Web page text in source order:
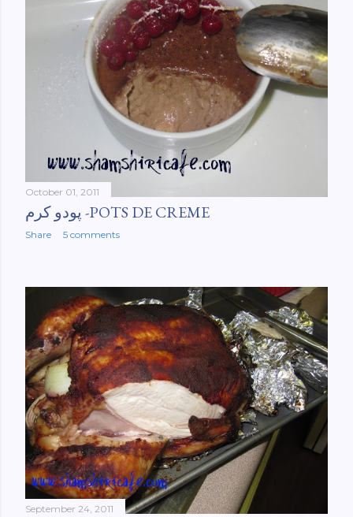
October 01, 2011
پودو کرم -POTS DE CREME
Share 5 comments
September 24, 2011